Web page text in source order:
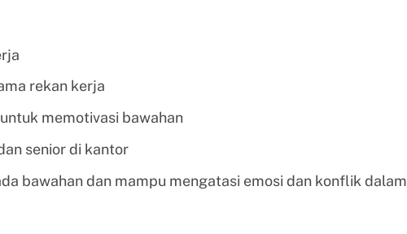
rekan kerja
memotivasi bawahan
senior di kantor
bawahan dan mampu mengatasi emosi dan konflik dalam